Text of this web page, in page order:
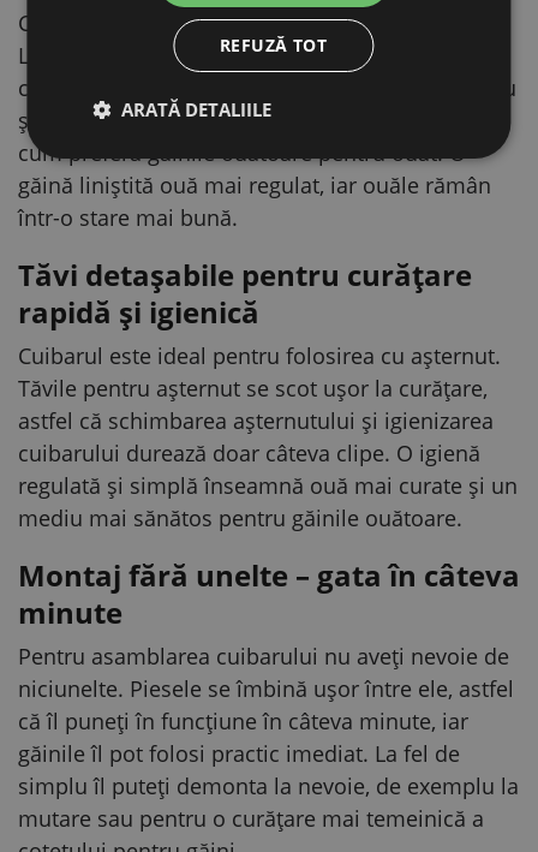
Cuibarul este realizat din lemn natural de plop.
Lemnul este un material firesc pentru găini: în
coteț nu pare „străin”, se potrivește bine în spațiu
și creează un loc liniștit și mai întunecat, exact
cum preferă găinile ouătoare pentru ouat. O
găină liniștită ouă mai regulat, iar ouăle rămân
într-o stare mai bună.
Tăvi detașabile pentru curățare
rapidă și igienică
Cuibarul este ideal pentru folosirea cu așternut.
Tăvile pentru așternut se scot ușor la curățare,
astfel că schimbarea așternutului și igienizarea
cuibarului durează doar câteva clipe. O igienă
regulată și simplă înseamnă ouă mai curate și un
mediu mai sănătos pentru găinile ouătoare.
Montaj fără unelte – gata în câteva
minute
Pentru asamblarea cuibarului nu aveți nevoie de
niciunelte. Piesele se îmbină ușor între ele, astfel
că îl puneți în funcțiune în câteva minute, iar
găinile îl pot folosi practic imediat. La fel de
simplu îl puteți demonta la nevoie, de exemplu la
mutare sau pentru o curățare mai temeinică a
REFUZĂ TOT
ARATĂ DETALIILE